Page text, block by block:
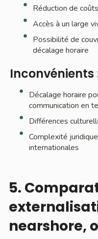
Réduction de
Accès à un large
Possibilité de
décalage horaire
Inconvénients
Décalage horaire
communication en
Différences
Complexité
internationales
5.
nearshore,